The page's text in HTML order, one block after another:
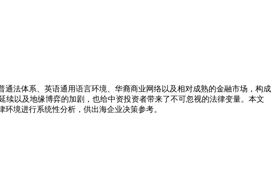
法体系、英语通用语言环境、华裔商业网络以及相对成熟的金融市场，构成
续以及地缘博弈的加剧，也给中资投资者带来了不可忽视的法律变量。本文
环境进行系统性分析，供出海企业决策参考。